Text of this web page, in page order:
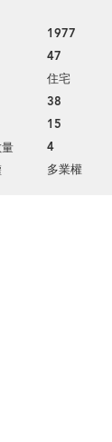
1977
47
住宅
38
15
4
多業權